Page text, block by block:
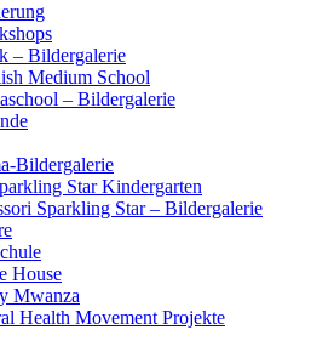
– Bildergalerie
Medium School
– Bildergalerie
Bildergalerie
Star Kindergarten
Sparkling Star – Bildergalerie
House
Mwanza
Health Movement Projekte